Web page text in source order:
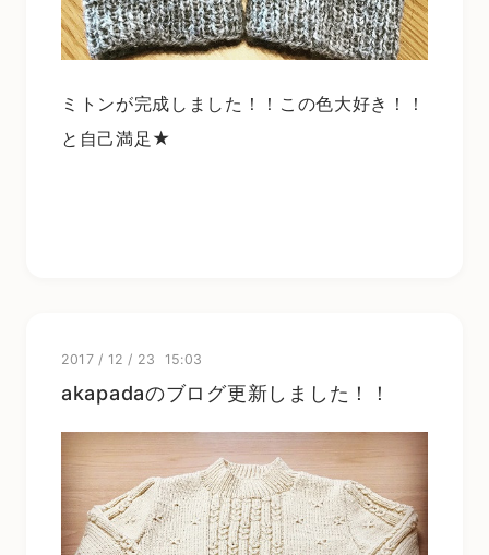
ミトンが完成しました！！この色大好き！！
と自己満足★
2017 / 12 / 23 15:03
akapadaのブログ更新しました！！